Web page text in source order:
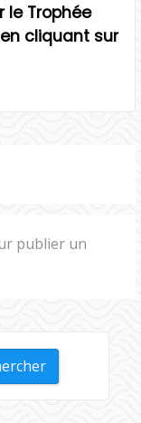
le Trophée
cliquant sur
publier un